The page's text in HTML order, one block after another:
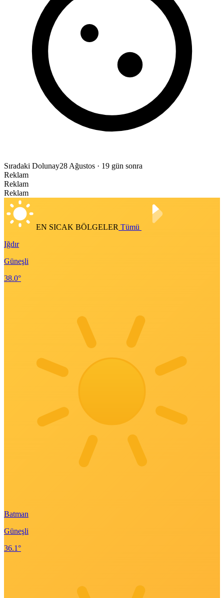
Sıradaki Dolunay28 Ağustos · 19 gün sonra
Reklam
Reklam
Reklam
EN SICAK BÖLGELER Tümü
Iğdır
Güneşli
38.0°
Batman
Güneşli
36.1°